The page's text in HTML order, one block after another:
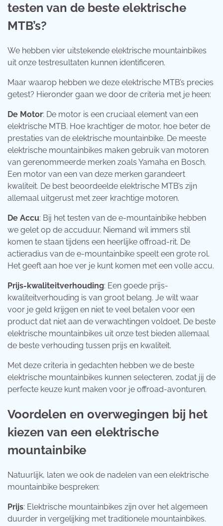
testen van de beste elektrische
MTB’s?
We hebben vier uitstekende elektrische mountainbikes
uit onze testresultaten kunnen identificeren.
Maar waarop hebben we deze elektrische MTB’s precies
getest? Hieronder gaan we door de criteria met je heen:
De Motor: De motor is een cruciaal element van een
elektrische MTB. Hoe krachtiger de motor, hoe beter de
prestaties van de elektrische mountainbike. De meeste
elektrische mountainbikes maken gebruik van motoren
van gerenommeerde merken zoals Yamaha en Bosch.
Een motor van een van deze merken garandeert
kwaliteit. De best beoordeelde elektrische MTB’s zijn
allemaal uitgerust met zeer krachtige motoren.
De Accu: Bij het testen van de e-mountainbike hebben
we gelet op de accuduur. Niemand wil immers stil
komen te staan tijdens een heerlijke offroad-rit. De
actieradius van de e-mountainbike speelt een grote rol.
Het geeft aan hoe ver je kunt komen met een volle accu.
Prijs-kwaliteitverhouding: Een goede prijs-
kwaliteitverhouding is van groot belang. Je wilt waar
voor je geld krijgen en niet te veel betalen voor een
product dat niet aan de verwachtingen voldoet. De beste
elektrische mountainbikes uit onze test bieden allemaal
de beste verhouding tussen prijs en kwaliteit.
Met deze criteria in gedachten hebben we de beste
elektrische mountainbikes kunnen selecteren, zodat jij de
perfecte keuze kunt maken voor je offroad-avonturen.
Voordelen en overwegingen bij het
kiezen van een elektrische
mountainbike
Natuurlijk, laten we ook de nadelen van een elektrische
mountainbike bespreken:
Prijs: Elektrische mountainbikes zijn over het algemeen
duurder in vergelijking met traditionele mountainbikes.